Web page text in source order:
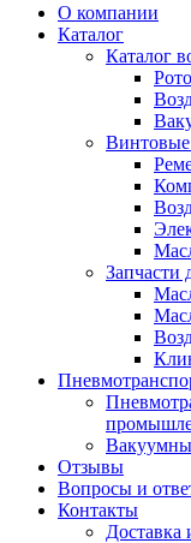
О компании
Каталог
Каталог
Винтовые
Запчасти
Масло
Масло
Вакуумные
Отзывы
Вопросы и ответ
Контакты
Доставка и